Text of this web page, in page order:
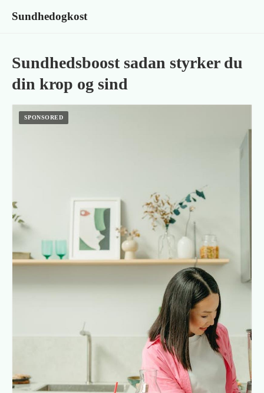
Sundhedogkost
Sundhedsboost sadan styrker du
din krop og sind